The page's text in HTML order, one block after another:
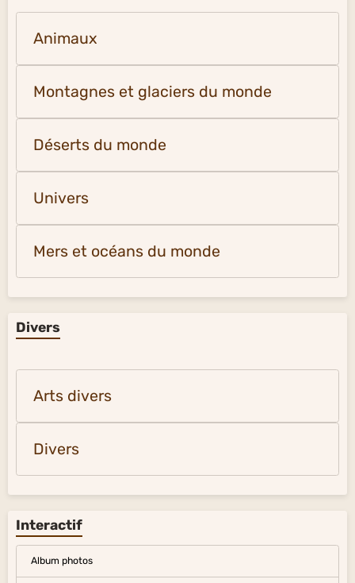
Animaux
Montagnes et glaciers du monde
Déserts du monde
Univers
Mers et océans du monde
Divers
Arts divers
Divers
Interactif
Album photos